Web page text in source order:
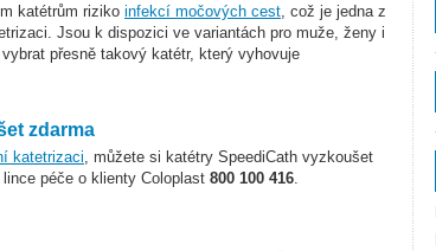
katétrům riziko infekcí močových cest, což je jedna z
Jsou k dispozici ve variantách pro muže, ženy i
přesně takový katétr, který vyhovuje
zdarma
katetrizaci, můžete si katétry SpeediCath vyzkoušet
péče o klienty Coloplast 800 100 416.